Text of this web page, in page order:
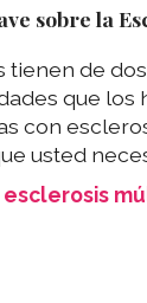
sobre la
tienen de
que los
con
usted
esclerosis